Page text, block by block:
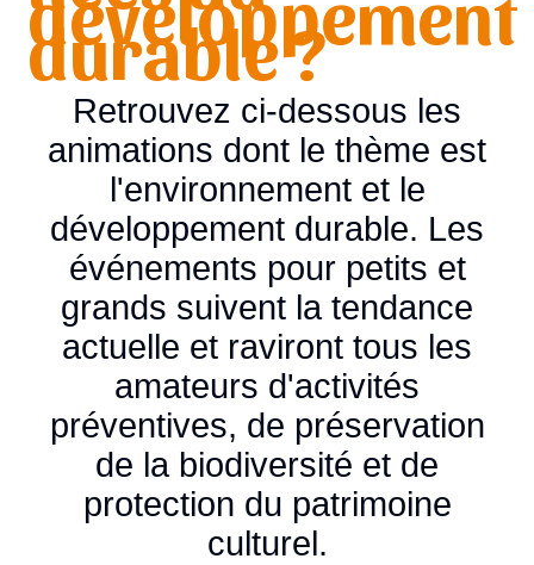
durable ?
Retrouvez ci-dessous les
animations dont le thème est
l'environnement et le
développement durable. Les
événements pour petits et
grands suivent la tendance
actuelle et raviront tous les
amateurs d'activités
préventives, de préservation
de la biodiversité et de
protection du patrimoine
culturel.